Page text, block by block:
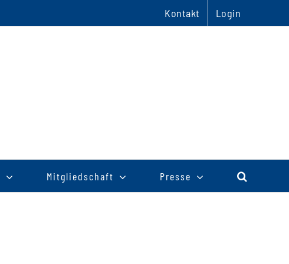
Kontakt Login
Mitgliedschaft Presse